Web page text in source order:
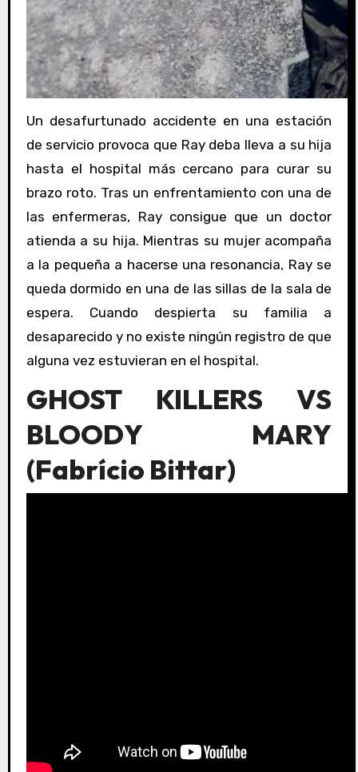
Un desafurtunado accidente en una estación
de servicio provoca que Ray deba lleva a su hija
hasta el hospital más cercano para curar su
brazo roto. Tras un enfrentamiento con una de
las enfermeras, Ray consigue que un doctor
atienda a su hija. Mientras su mujer acompaña
a la pequeña a hacerse una resonancia, Ray se
queda dormido en una de las sillas de la sala de
espera. Cuando despierta su familia a
desaparecido y no existe ningún registro de que
alguna vez estuvieran en el hospital.
GHOST KILLERS VS
BLOODY MARY
(Fabrício Bittar)